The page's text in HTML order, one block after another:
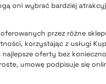
oni wybrać bardziej
przez różne
korzystając z usługi
oferty bez
umowę podpisuje się